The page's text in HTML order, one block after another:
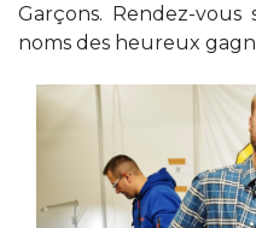
Garçons. Rendez-
noms des heureux